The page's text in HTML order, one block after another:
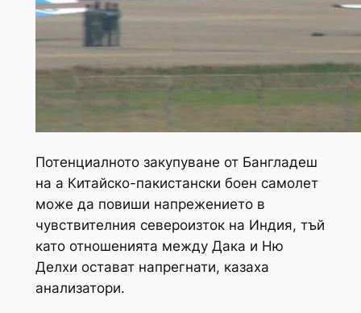
Потенциалното закупуване от Бангладеш
на a Китайско-пакистански боен самолет
може да повиши напрежението в
чувствителния североизток на Индия, тъй
като отношенията между Дака и Ню
Делхи остават напрегнати, казаха
анализатори.